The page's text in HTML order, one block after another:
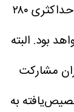
یعنی ۱۳,۲۵۴ ریال باشد، برای ثبت سفارش حداکثری ۲۸۰
البته
مشارکت
به